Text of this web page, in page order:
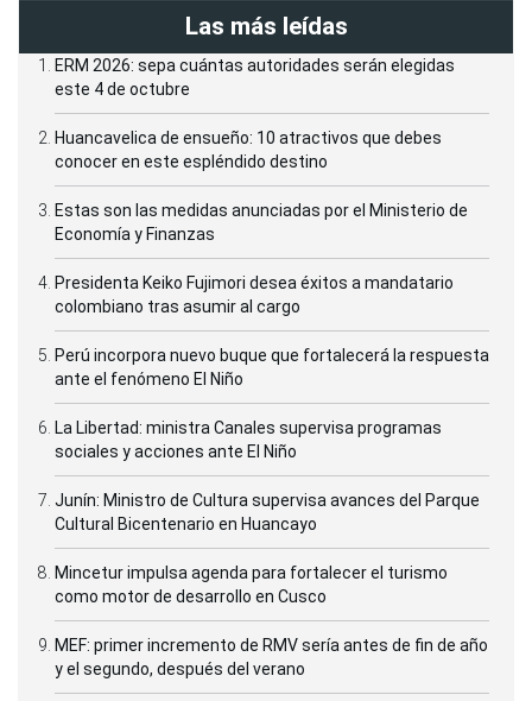
Las más leídas
ERM 2026: sepa cuántas autoridades serán elegidas
este 4 de octubre
Huancavelica de ensueño: 10 atractivos que debes
conocer en este espléndido destino
Estas son las medidas anunciadas por el Ministerio de
Economía y Finanzas
Presidenta Keiko Fujimori desea éxitos a mandatario
colombiano tras asumir al cargo
Perú incorpora nuevo buque que fortalecerá la respuesta
ante el fenómeno El Niño
La Libertad: ministra Canales supervisa programas
sociales y acciones ante El Niño
Junín: Ministro de Cultura supervisa avances del Parque
Cultural Bicentenario en Huancayo
Mincetur impulsa agenda para fortalecer el turismo
como motor de desarrollo en Cusco
MEF: primer incremento de RMV sería antes de fin de año
y el segundo, después del verano